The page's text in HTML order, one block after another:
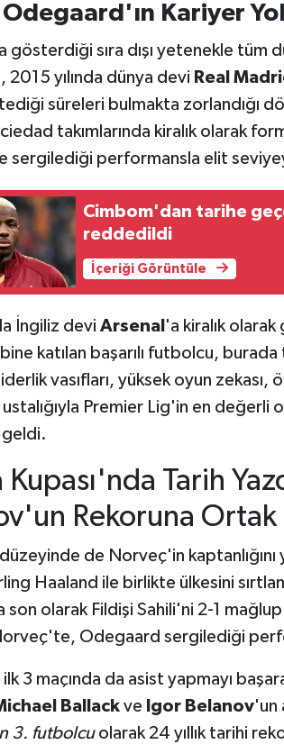
Kariyer
gösterdiği sıra dışı yetenekle tüm
yılında dünya devi Real
süreleri bulmakta zorlandığı
takımlarında kiralık olarak
sergilediği performansla elit
Cimbom'dan tarihe
reddedildi
İçeriği Görüntüle
İngiliz devi Arsenal 'a kiralık
katılan başarılı futbolcu, burada
vasıfları, yüksek oyun zekası,
Premier Lig'in en değerli
geldi.
Kupası'nda Tarih
Rekoruna
de Norveç'in
Haaland ile birlikte ülkesini
son olarak Fildişi Sahili'ni 2-1
Odegaard sergilediği
3 maçında da asist yapmayı
Ballackve Igor Belanov'un
3. futbolcuolarak 24 yıllık tarihi